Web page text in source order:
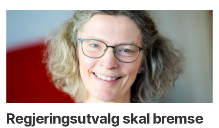
Regjerings­utvalg skal bremse